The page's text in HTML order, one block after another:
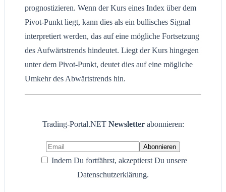
prognostizieren. Wenn der Kurs eines Index über dem
Pivot-Punkt liegt, kann dies als ein bullisches Signal
interpretiert werden, das auf eine mögliche Fortsetzung
des Aufwärtstrends hindeutet. Liegt der Kurs hingegen
unter dem Pivot-Punkt, deutet dies auf eine mögliche
Umkehr des Abwärtstrends hin.
Trading-Portal.NET Newsletter abonnieren:
Indem Du fortfährst, akzeptierst Du unsere
Datenschutzerklärung.